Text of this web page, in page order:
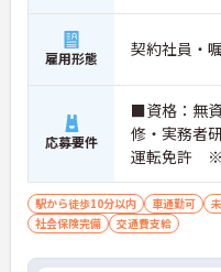
雇用形態 契約社員・
応募要件
■資格：無
修・実務者
運転免許 ※
駅から徒歩10分以内 車通勤可
社会保険完備
交通費支給